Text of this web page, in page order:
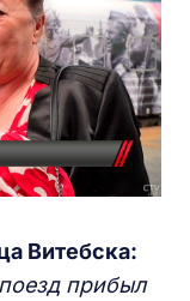
Витебска:
прибыл